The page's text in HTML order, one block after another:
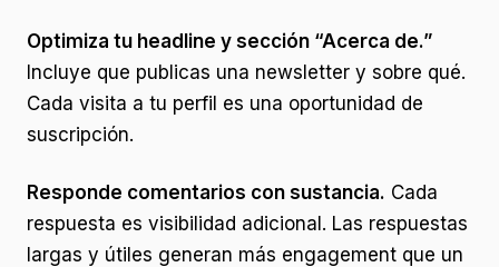
Optimiza tu headline y sección “Acerca de.”
Incluye que publicas una newsletter y sobre qué.
Cada visita a tu perfil es una oportunidad de
suscripción.
Responde comentarios con sustancia. Cada
respuesta es visibilidad adicional. Las respuestas
largas y útiles generan más engagement que un